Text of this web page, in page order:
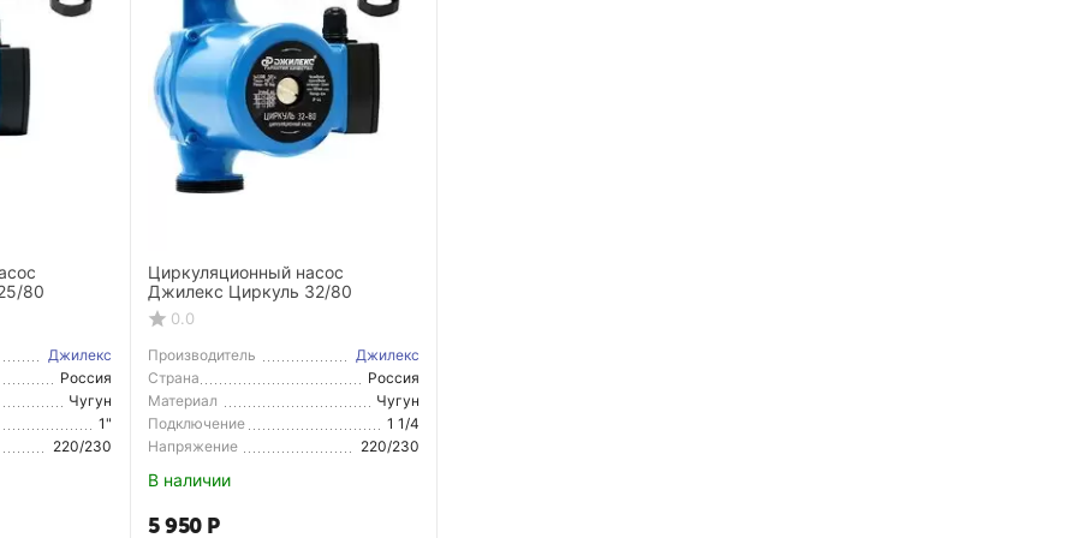
80
Джилекс
Россия
Чугун
1"
220/230
Циркуляционный насос
Джилекс Циркуль 32/80
0.0
Производитель
Джилекс
Страна
Производитель
Россия
Материал
Чугун
Подключение
1 1/4
Напряжение
220/230
В наличии
5 950 Р